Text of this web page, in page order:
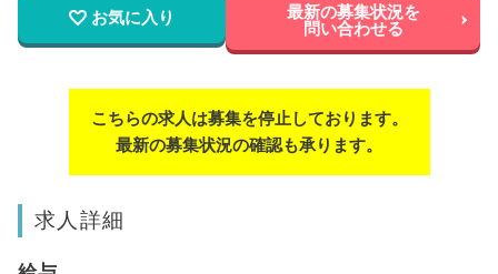
お気に入り 最新の募集状況を
問い合わせる
こちらの求人は募集を停止しております。
最新の募集状況の確認も承ります。
求人詳細